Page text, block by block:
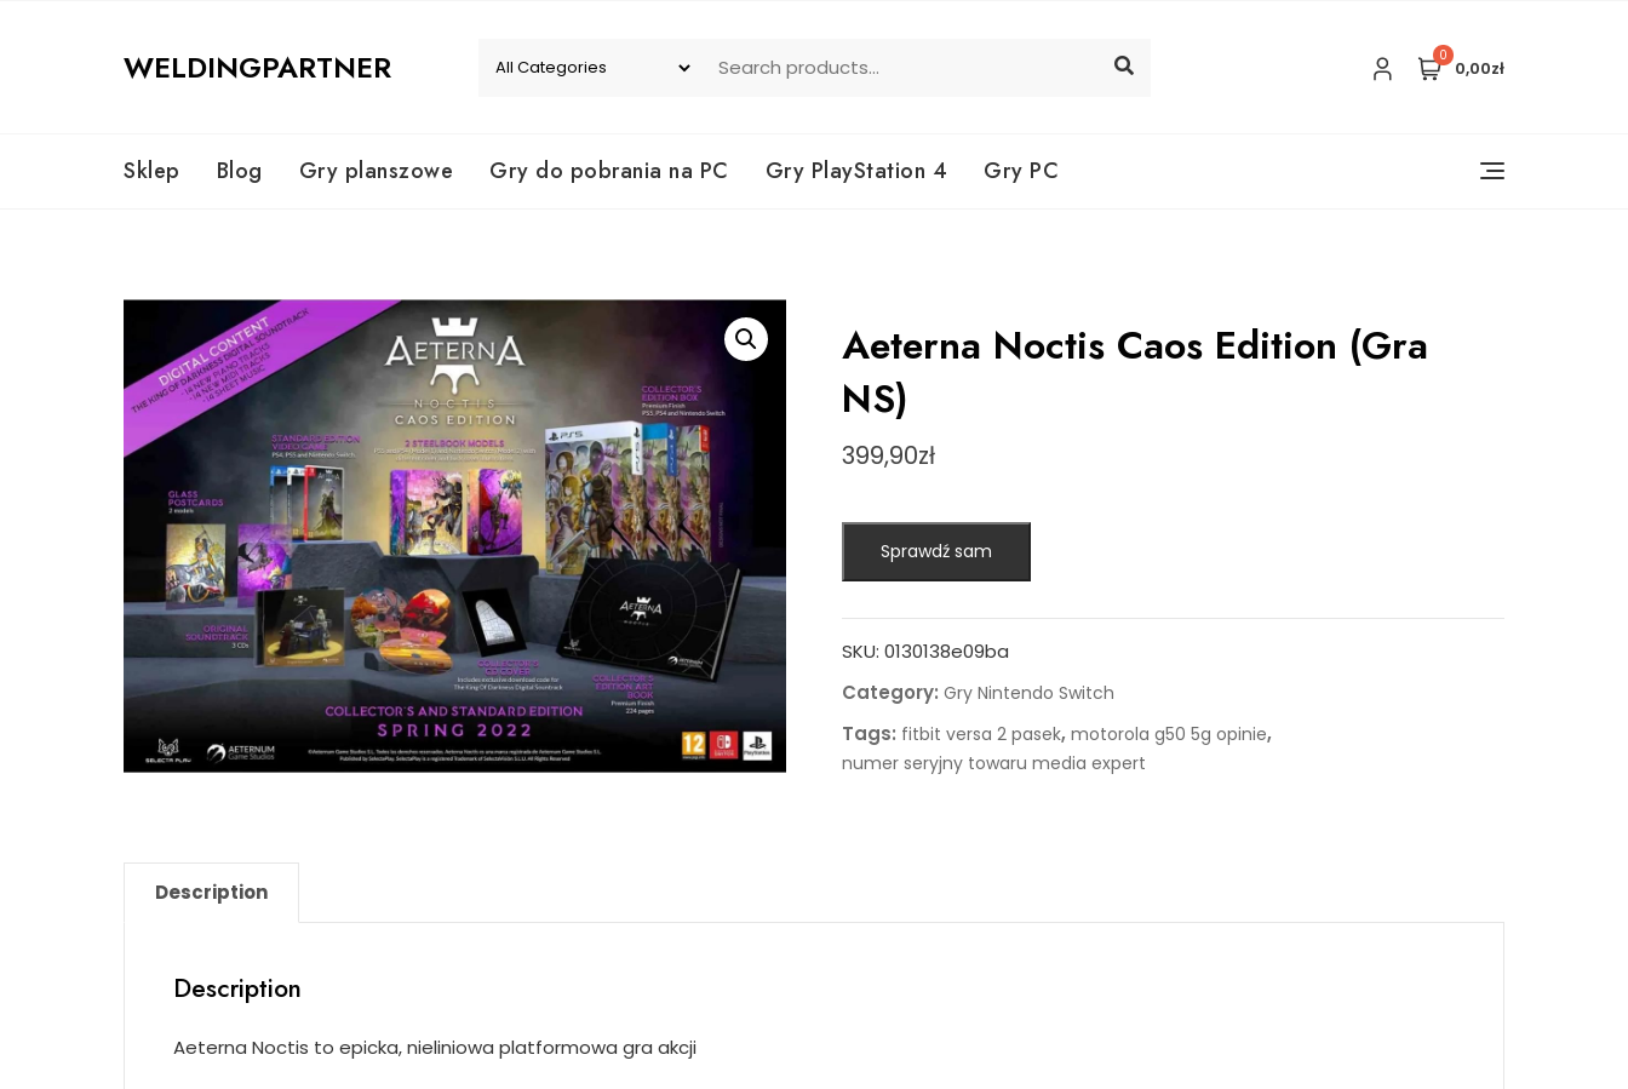
WELDINGPARTNER 0
0,00zł
Sklep Blog Gry planszowe Gry do pobrania na PC Gry PlayStation 4 Gry PC
Aeterna Noctis Caos Edition (Gra
NS)
399,90zł
Sprawdź sam
SKU: 0130138e09ba
Category: Gry Nintendo Switch
Tags: fitbit versa 2 pasek, motorola g50 5g opinie,
numer seryjny towaru media expert
Description
Description
Aeterna Noctis to epicka, nieliniowa platformowa gra akcji